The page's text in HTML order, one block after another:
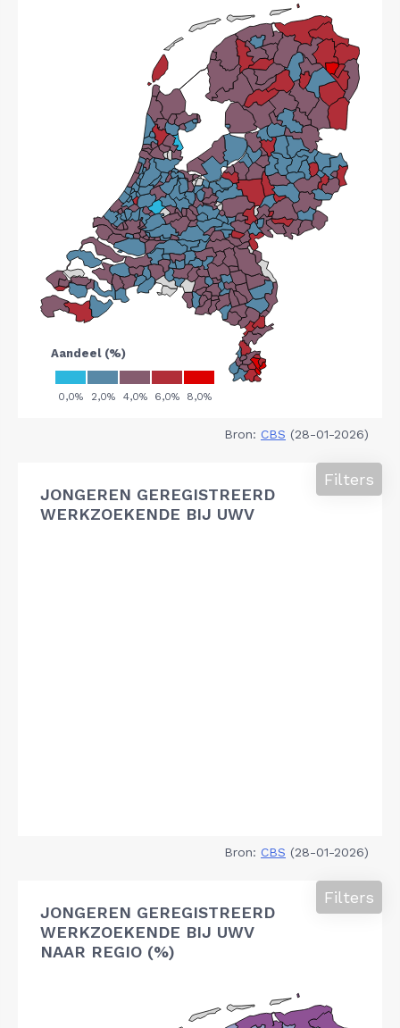
Bron: CBS (28-01-2026)
JONGEREN GEREGISTREERD
WERKZOEKENDE BIJ UWV
Filters
Bron: CBS (28-01-2026)
JONGEREN GEREGISTREERD
WERKZOEKENDE BIJ UWV
NAAR REGIO (%)
Filters